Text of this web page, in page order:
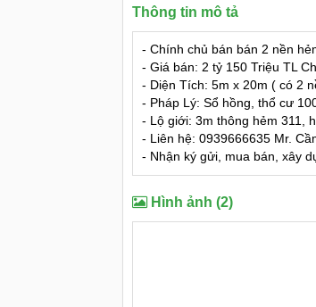
Thông tin mô tả
- Chính chủ bán bán 2 nền
- Giá bán: 2 tỷ 150 Triệu TL
- Diện Tích: 5m x 20m ( có 2
- Pháp Lý: Sổ hồng, thổ cư
- Lộ giới: 3m thông hẻm 311,
- Liên hệ: 0939666635 Mr.
- Nhận ký gửi, mua bán, xây
Hình ảnh (2)